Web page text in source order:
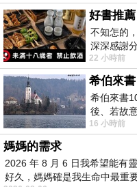
上一篇：美国总统特朗普致函
下一篇：死人康克由
不知怎的
深深感謝
不同樣貌
22 小時前
希伯來
希伯來書
後、若故
有戰懼等
16 小時前
媽媽的需求
2026 年 8 月 6 日我希望能有
好久，媽媽確是我生命中最重